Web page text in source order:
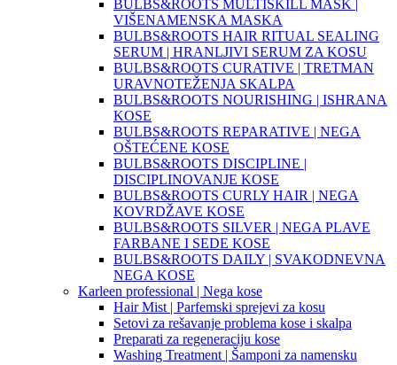
BULBS&ROOTS MULTISKILL MASK |
VIŠENAMENSKA MASKA
BULBS&ROOTS HAIR RITUAL SEALING
SERUM | HRANLJIVI SERUM ZA KOSU
BULBS&ROOTS CURATIVE | TRETMAN
URAVNOTEŽENJA SKALPA
BULBS&ROOTS NOURISHING | ISHRANA
KOSE
BULBS&ROOTS REPARATIVE | NEGA
OŠTEĆENE KOSE
BULBS&ROOTS DISCIPLINE |
DISCIPLINOVANJE KOSE
BULBS&ROOTS CURLY HAIR | NEGA
KOVRDŽAVE KOSE
BULBS&ROOTS SILVER | NEGA PLAVE
FARBANE I SEDE KOSE
BULBS&ROOTS DAILY | SVAKODNEVNA
NEGA KOSE
Karleen professional | Nega kose
Hair Mist | Parfemski sprejevi za kosu
Setovi za rešavanje problema kose i skalpa
Preparati za regeneraciju kose
Washing Treatment | Šamponi za namensku